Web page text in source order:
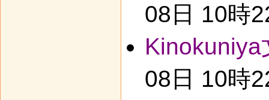
08日 10時
08日 10時